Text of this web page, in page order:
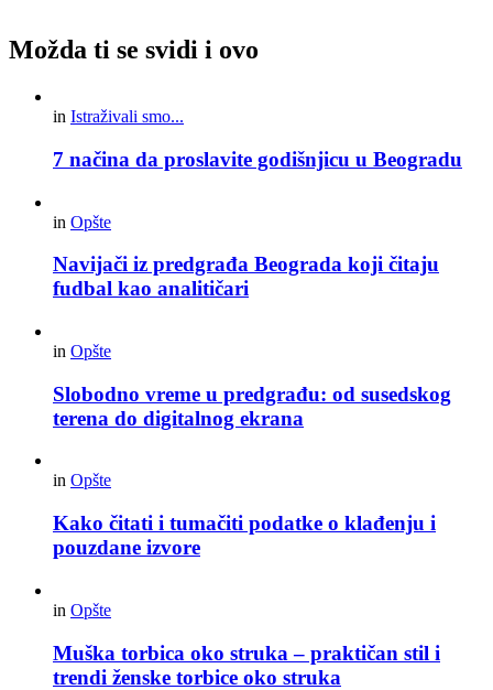
Možda ti se svidi i ovo
in Istraživali smo...
7 načina da proslavite godišnjicu u Beogradu
in Opšte
Navijači iz predgrađa Beograda koji čitaju
fudbal kao analitičari
in Opšte
Slobodno vreme u predgrađu: od susedskog
terena do digitalnog ekrana
in Opšte
Kako čitati i tumačiti podatke o klađenju i
pouzdane izvore
in Opšte
Muška torbica oko struka – praktičan stil i
trendi ženske torbice oko struka